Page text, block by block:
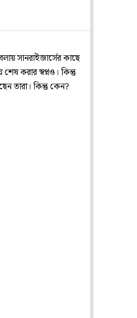
সানরাইজার্সের কাছে
করার স্বপ্নও। কিন্তু
তারা। কিন্তু কেন?